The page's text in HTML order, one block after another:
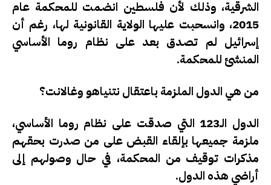
الشرقية، وذلك لأن فلسطين انضمت للمحكمة عام
2015، وانسحبت عليها الولاية القانونية لها، رغم أن
إسرائيل لم تصدق بعد على نظام روما الأساسي
المنشئ للمحكمة.
من هي الدول الملزمة باعتقال نتنياهو وغالانت؟
الدول الـ123 التي صدقت على نظام روما الأساسي،
ملزمة جميعها بإلقاء القبض على من صدرت بحقهم
مذكرات توقيف من المحكمة، في حال وصولهم إلى
أراضي هذه الدول.